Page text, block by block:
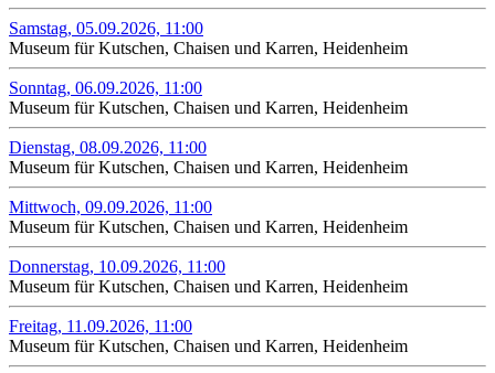
Samstag, 05.09.2026, 11:00
Museum für Kutschen, Chaisen und Karren, Heidenheim
Sonntag, 06.09.2026, 11:00
Museum für Kutschen, Chaisen und Karren, Heidenheim
Dienstag, 08.09.2026, 11:00
Museum für Kutschen, Chaisen und Karren, Heidenheim
Mittwoch, 09.09.2026, 11:00
Museum für Kutschen, Chaisen und Karren, Heidenheim
Donnerstag, 10.09.2026, 11:00
Museum für Kutschen, Chaisen und Karren, Heidenheim
Freitag, 11.09.2026, 11:00
Museum für Kutschen, Chaisen und Karren, Heidenheim